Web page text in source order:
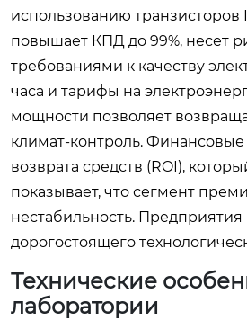
использованию транзисторов
повышает КПД до 99%, несет
требованиями к качеству
часа и тарифы на
мощности позволяет
климат-контроль.
возврата средств (ROI),
показывает, что сегмент
нестабильность.
дорогостоящего
Технические
лаборатории